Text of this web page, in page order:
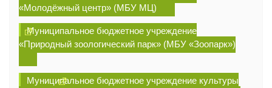
«Молодёжный центр» (МБУ МЦ)
Муниципальное бюджетное учреждение
«Природный зоологический парк» (МБУ «Зоопарк»)
Муниципальное бюджетное учреждение культуры